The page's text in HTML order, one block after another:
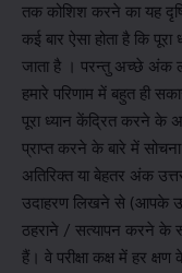
तक कोशिश करने का यह
कई बार ऐसा होता है कि
जाता है । परन्तु अच्छे अंक
हमारे परिणाम में बहुत ही
पूरा ध्यान केंद्रित करने के
प्राप्त करने के बारे में सोचना
अतिरिक्त या बेहतर अंक
उदाहरण लिखने से (आपके
ठहराने / सत्यापन करने के
हैं। वे परीक्षा कक्ष में हर